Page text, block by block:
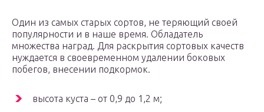
Один из самых старых сортов, не теряющий своей
популярности и в наше время. Обладатель
множества наград. Для раскрытия сортовых качеств
нуждается в своевременном удалении боковых
побегов, внесении подкормок.
высота куста – от 0,9 до 1,2 м;